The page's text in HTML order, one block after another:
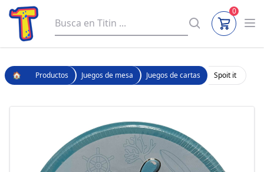
0
🏠 Productos Juegos de mesa Juegos de cartas Spoit it